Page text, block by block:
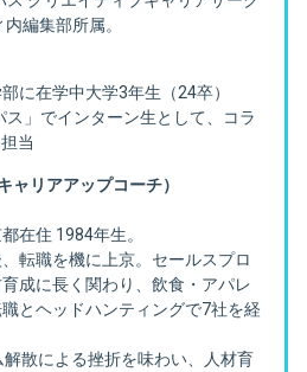
編集部所属。
に在学中大学3年生（24卒）
ス」でインターン生として、コラ
当
ャリアアップコーチ）
在住 1984年生。
転職を機に上京。セールスプロ
成に長く関わり、飲食・アパレ
とヘッドハンティングで7社を経
散による挫折を味わい、人材育